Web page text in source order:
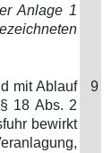
Anlage 1
mit Ablauf
18 Abs. 2
bewirkt
9